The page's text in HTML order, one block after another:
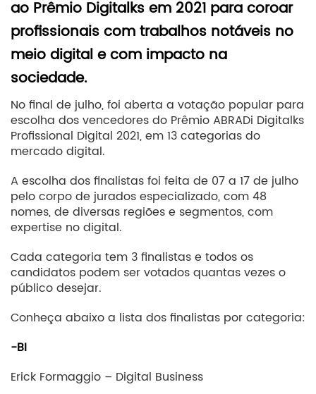
ao Prêmio Digitalks em 2021 para coroar
profissionais com trabalhos notáveis no
meio digital e com impacto na
sociedade.
No final de julho, foi aberta a votação popular para
escolha dos vencedores do Prêmio ABRADi Digitalks
Profissional Digital 2021, em 13 categorias do
mercado digital.
A escolha dos finalistas foi feita de 07 a 17 de julho
pelo corpo de jurados especializado, com 48
nomes, de diversas regiões e segmentos, com
expertise no digital.
Cada categoria tem 3 finalistas e todos os
candidatos podem ser votados quantas vezes o
público desejar.
Conheça abaixo a lista dos finalistas por categoria:
-BI
Erick Formaggio – Digital Business